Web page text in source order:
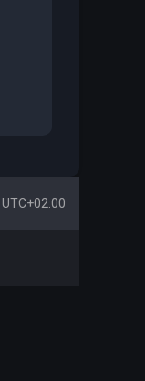
UTC+02:00